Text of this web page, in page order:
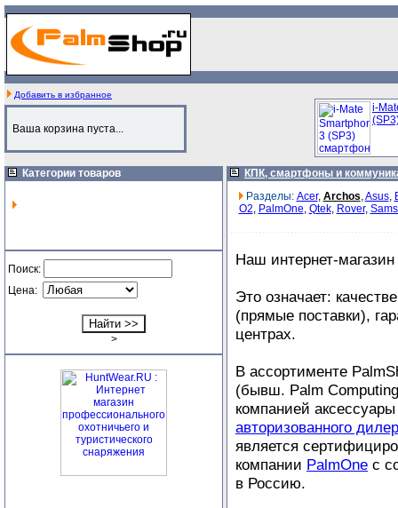
Добавить в избранное
Ваша корзина пуста...
Категории товаров
Поиск:
Цена:
>
i-
КПК, смартфоны и
Разделы: Acer, Archos,Asus,
O2, PalmOne, Qtek, Rover,
Наш интернет-
Это означает:
(прямые поставки),
центрах.
В ассортименте
(бывш. Palm
компанией
авторизованного
является
компании PalmOne с
в Россию.